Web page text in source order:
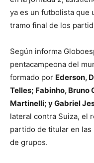
ya es un futbolista que
tramo final de los
Según informa
pentacampeona del
formado por Ederson,
Telles; Fabinho, Bruno
Martinelli; y Gabriel
lateral contra Suiza, el
partido de titular en las
de grupos.